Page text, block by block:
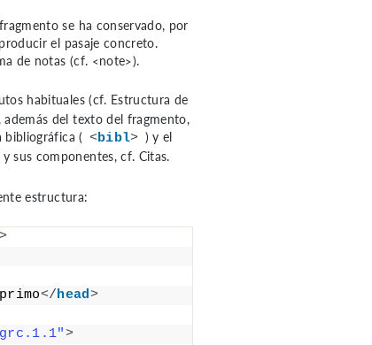
se ha conservado, por
el pasaje concreto.
de notas (cf. <note>).
habituales(cf. Estructura de
del texto del fragmento,
bibliográfica ( <bibl> ) y el
sus componentes,cf. Citas.
estructura:
>
</head>
>